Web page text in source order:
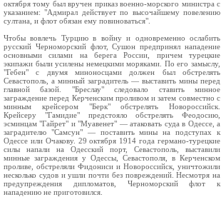
октября тому был вручен приказ военно-морского министра с
указанием: "Адмирал действует по высочайшему повелению
султана, и флот обязан ему повиноваться".
Чтобы вовлечь Турцию в войну и одновременно ослабить
русский Черноморский флот, Сушон предпринял нападение
основными силами на берега России, причем турецкие
экипажи были усилены немецкими моряками. По его замыслу,
"Гебен" с двумя миноносцами должен был обстрелять
Севастополь, а минный заградитель — выставить мины перед
главной базой. "Бреслау" следовало ставить минное
заграждение перед Керченским проливом и затем совместно с
минным крейсером "Берк" обстрелять Новороссийск.
Крейсеру "Гамидие" предстояло обстрелять Феодосию,
эсминцам "Гайрет" и "Муавенет" — атаковать суда в Одессе, а
заградителю "Самсун" — поставить мины на подступах к
Одессе или Очакову. 29 октября 1914 года германо-турецкие
силы напали на Одесский порт, Севастополь, выставили
минные заграждения у Одессы, Севастополя, в Керченском
проливе, обстреляли Фидониси и Новороссийск, уничтожили
несколько судов и ушли почти без повреждений. Несмотря на
предупреждения дипломатов, Черноморский флот к
нападению не приготовился.